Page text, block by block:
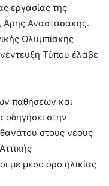
εργασίας της
Άρης Αναστασάκης.
Ολυμπιακής
Τύπου έλαβε
παθήσεων και
οδηγήσει στην
στους νέους
με μέσο όρο ηλικίας